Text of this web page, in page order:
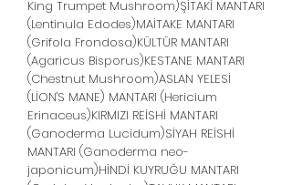
King Trumpet Mushroom)ŞİTAKİ MANTARI
(Lentinula Edodes)MAİTAKE MANTARI
(Grifola Frondosa)KÜLTÜR MANTARI
(Agaricus Bisporus)KESTANE MANTARI
(Chestnut Mushroom)ASLAN YELESİ
(LİON'S MANE) MANTARI (Hericium
Erinaceus)KIRMIZI REİSHİ MANTARI
(Ganoderma Lucidum)SİYAH REİSHİ
MANTARI (Ganoderma neo-
japonicum)HİNDİ KUYRUĞU MANTARI